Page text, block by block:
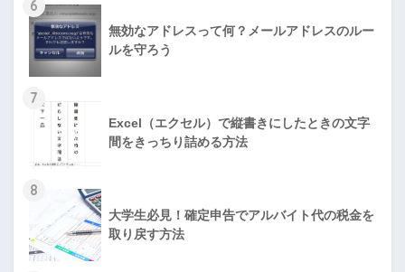
6
無効なアドレスって何？メールアドレスのルー
ルを守ろう
7
Excel（エクセル）で縦書きにしたときの文字
間をきっちり詰める方法
8
大学生必見！確定申告でアルバイト代の税金を
取り戻す方法